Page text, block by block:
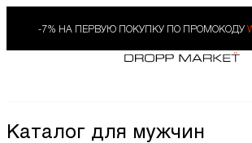
-7% НА ПЕРВУЮ ПОКУПКУ ПО ПРОМОКОДУ
Каталог для мужчин